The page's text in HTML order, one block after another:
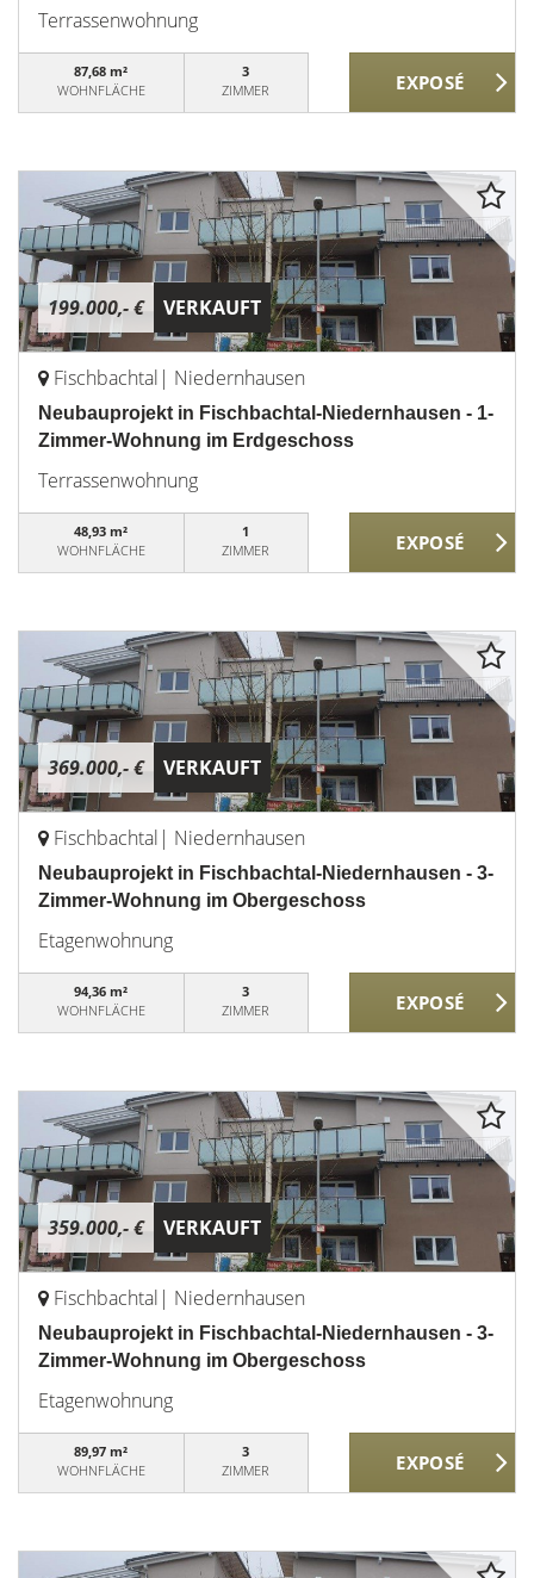
Terrassenwohnung
87,68 m²
WOHNFLÄCHE
3
ZIMMER
199.000,- € VERKAUFT
Fischbachtal| Niedernhausen
Neubauprojekt in Fischbachtal-Niedernhausen - 1-
Zimmer-Wohnung im Erdgeschoss
Terrassenwohnung
48,93 m²
WOHNFLÄCHE
1
ZIMMER
369.000,- € VERKAUFT
Fischbachtal| Niedernhausen
Neubauprojekt in Fischbachtal-Niedernhausen - 3-
Zimmer-Wohnung im Obergeschoss
Etagenwohnung
94,36 m²
WOHNFLÄCHE
3
ZIMMER
359.000,- € VERKAUFT
Fischbachtal| Niedernhausen
Neubauprojekt in Fischbachtal-Niedernhausen - 3-
Zimmer-Wohnung im Obergeschoss
Etagenwohnung
89,97 m²
WOHNFLÄCHE
3
ZIMMER